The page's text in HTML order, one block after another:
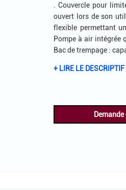
. Couvercle pour
ouvert lors de son
flexible permettant
Pompe à air intégrée
Bac de trempage :
+ LIRE LE